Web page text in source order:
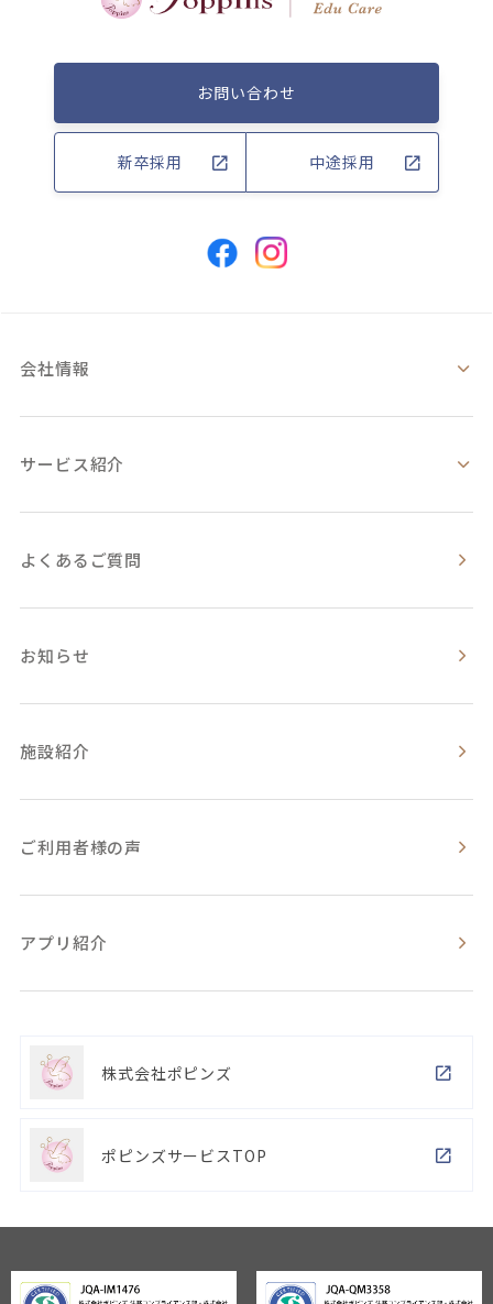
お問い合わせ
新卒採用 中途採用
会社情報
サービス紹介
よくあるご質問
お知らせ
施設紹介
ご利用者様の声
アプリ紹介
株式会社ポピンズ
ポピンズサービスTOP